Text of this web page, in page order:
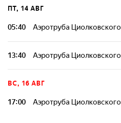
ПТ, 14 АВГ
05:40 Аэротруба Циолковского
13:40 Аэротруба Циолковского
ВС, 16 АВГ
17:00 Аэротруба Циолковского